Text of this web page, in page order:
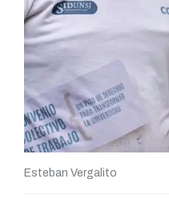
Esteban Vergalito